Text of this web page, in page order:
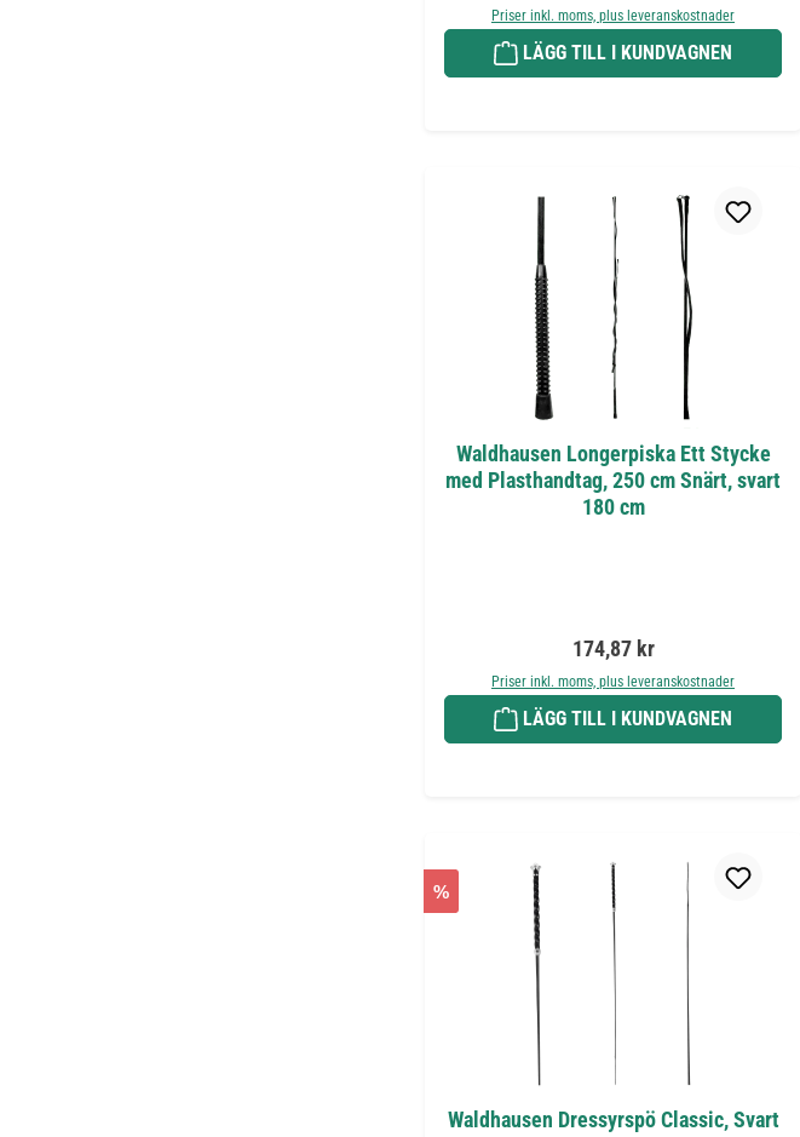
Priser inkl. moms, plus leveranskostnader
LÄGG TILL I KUNDVAGNEN
Waldhausen Longerpiska Ett Stycke
med Plasthandtag, 250 cm Snärt, svart
180 cm
Ordinarie pris:
174,87 kr
Priser inkl. moms, plus leveranskostnader
LÄGG TILL I KUNDVAGNEN
%
Waldhausen Dressyrspö Classic, Svart